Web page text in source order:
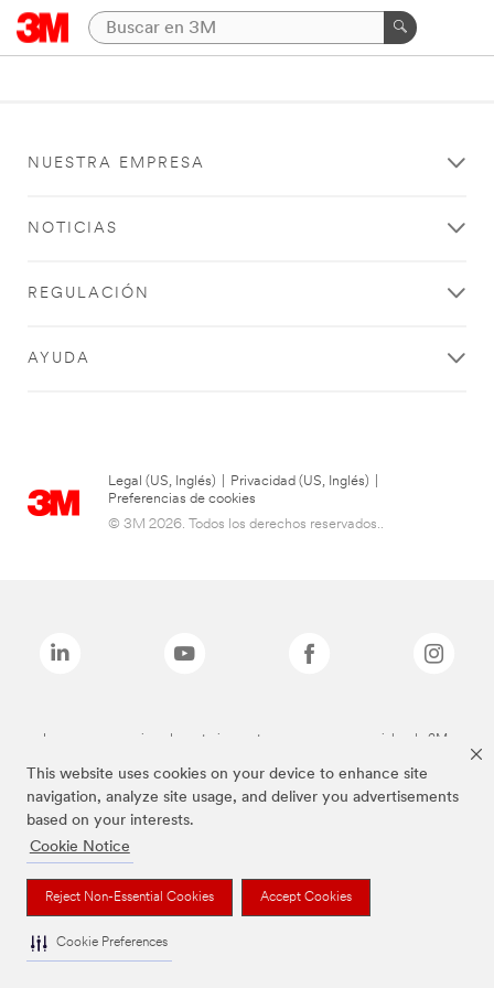
This website uses cookies on your device to enhance site
navigation, analyze site usage, and deliver you advertisements
based on your interests.
Cookie Notice
Reject Non-Essential Cookies Accept Cookies
Cookie Preferences
NUESTRA EMPRESA
NOTICIAS
REGULACIÓN
AYUDA
Legal (US, Inglés) Privacidad (US, Inglés)
Preferencias de cookies
© 3M 2026. Todos los derechos reservados..
Las marcas mencionadas anteriormente son marcas comerciales de 3M.